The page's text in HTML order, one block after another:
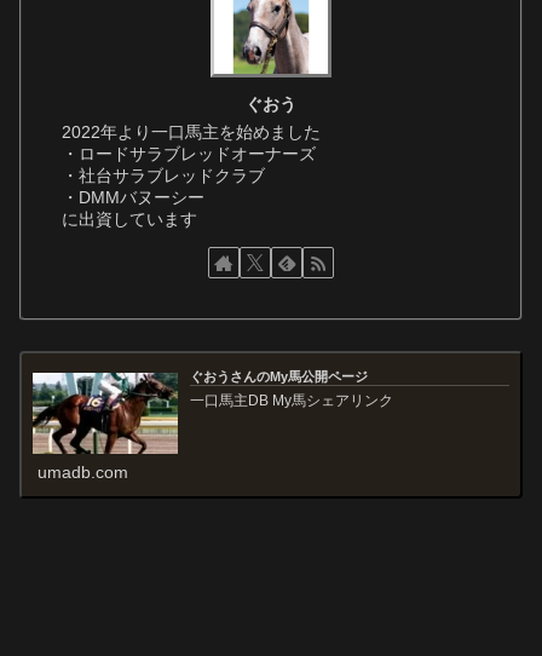
ぐおう
2022年より一口馬主を始めました
・ロードサラブレッドオーナーズ
・社台サラブレッドクラブ
・DMMバヌーシー
に出資しています
ぐおうさんのMy馬公開ページ
一口馬主DB My馬シェアリンク
umadb.com